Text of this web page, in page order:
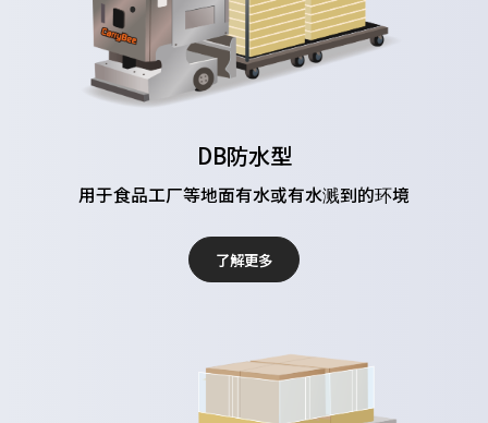
DB防水型
用于食品工厂等地面有水或有水溅到的环境
了解更多